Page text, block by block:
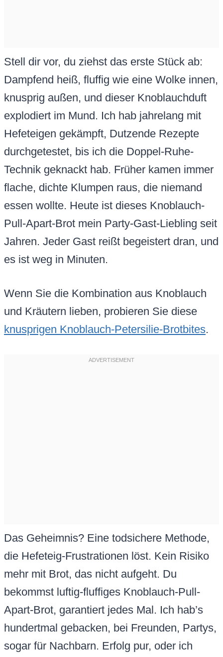
Stell dir vor, du ziehst das erste Stück ab:
Dampfend heiß, fluffig wie eine Wolke innen,
knusprig außen, und dieser Knoblauchduft
explodiert im Mund. Ich hab jahrelang mit
Hefeteigen gekämpft, Dutzende Rezepte
durchgetestet, bis ich die Doppel-Ruhe-
Technik geknackt hab. Früher kamen immer
flache, dichte Klumpen raus, die niemand
essen wollte. Heute ist dieses Knoblauch-
Pull-Apart-Brot mein Party-Gast-Liebling seit
Jahren. Jeder Gast reißt begeistert dran, und
es ist weg in Minuten.
Wenn Sie die Kombination aus Knoblauch
und Kräutern lieben, probieren Sie diese
knusprigen Knoblauch-Petersilie-Brotbites.
Das Geheimnis? Eine todsichere Methode,
die Hefeteig-Frustrationen löst. Kein Risiko
mehr mit Brot, das nicht aufgeht. Du
bekommst luftig-fluffiges Knoblauch-Pull-
Apart-Brot, garantiert jedes Mal. Ich hab’s
hundertmal gebacken, bei Freunden, Partys,
sogar für Nachbarn. Erfolg pur, oder ich